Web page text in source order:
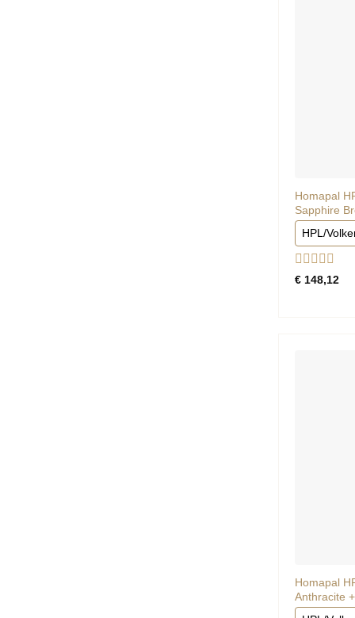
Homapal
Sapphire
HPL/
Gewaardeerd
€148,12
Homapal
Anthracite